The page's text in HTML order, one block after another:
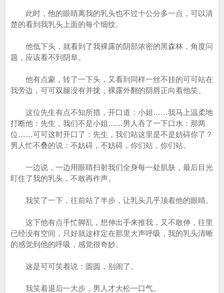
此时，他的眼睛离我的乳头也不过十公分多一点，可以清
楚的看到我乳头上面的每个细纹。
他低下头，就看到了我裸露的阴部浓密的黑森林，角度问
题，应该看不到阴阜。
他有点蒙，转了一下头，又看到同样一丝不挂的可可站在
我旁边，可可双腿没有并拢，裸露外翻的阴唇正向着他笑。
这位先生有点不知所措，开口道：小姐……我马上温柔地
打断他：先生，我们不是小姐……男人吞了一下口水：那两
位……可可这时开口了：先生，我们站这里是不是妨碍你了？
男人忙不叠的说：不妨碍，不妨碍，你们站，你们站。
一边说，一边用眼睛扫射我们全身每一处肌肤，最后目光
盯住了我的乳头，不敢再作声。
我笑了一下，往前站了半步，让乳头几乎顶着他的眼睛。
这下他有点手忙脚乱，想伸出手来推我，又不敢伸，往里
已经没有空间，只好就这样定在那里大声呼吸，我的乳头清晰
的感觉到他的呼吸，感觉很奇妙。
这是可可笑着说：圆圆，别闹了。
我笑着退后一大步，男人才大松一口气。